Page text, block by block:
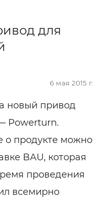
для
6 мая 2015 г.
новый привод
Powerturn.
о продукте можно
BAU, которая
проведения
всемирно